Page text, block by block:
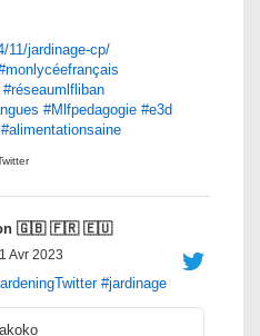
11/jardinage-cp/
#réseaumlfliban
#Mlfpedagogie #e3d
#alimentationsaine
🇬🇧 🇫🇷 🇪🇺
Avr 2023
#jardinage